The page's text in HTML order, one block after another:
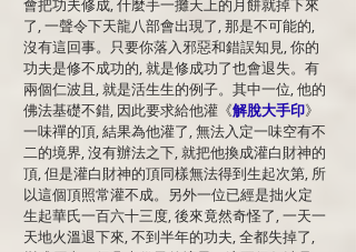
會把功夫修成, 什麼手一攤天上的月餅就掉下來
了, 一聲令下天龍八部會出現了, 那是不可能的,
沒有這回事。只要你落入邪惡和錯誤知見, 你的
功夫是修不成功的, 就是修成功了也會退失。有
兩個仁波且, 就是活生生的例子。其中一位, 他的
佛法基礎不錯, 因此要求給他灌《解脫大手印》
一味禪的頂, 結果為他灌了, 無法入定一味空有不
二的境界, 沒有辦法之下, 就把他換成灌白財神的
頂, 但是灌白財神的頂同樣無法得到生起次第, 所
以這個頂照常灌不成。另外一位已經是拙火定
生起華氏一百六十三度, 後來竟然奇怪了, 一天一
天地火溫退下來, 不到半年的功夫, 全都失掉了,